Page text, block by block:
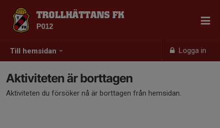
Till hemsidan Logga in
TROLLHÄTTANS FK
P012
Aktiviteten är borttagen
Aktiviteten du försöker nå är borttagen från hemsidan.